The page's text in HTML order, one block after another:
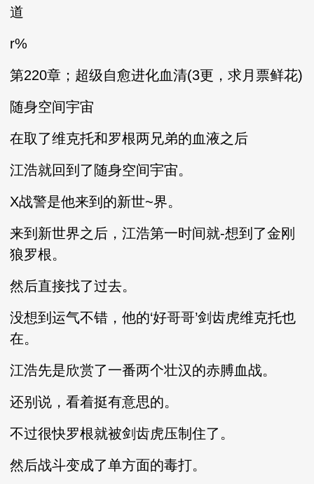
道
r%
第220章；超级自愈进化血清(3更，求月票鲜花)
随身空间宇宙
在取了维克托和罗根两兄弟的血液之后
江浩就回到了随身空间宇宙。
X战警是他来到的新世~界。
来到新世界之后，江浩第一时间就-想到了金刚
狼罗根。
然后直接找了过去。
没想到运气不错，他的‘好哥哥’剑齿虎维克托也
在。
江浩先是欣赏了一番两个壮汉的赤膊血战。
还别说，看着挺有意思的。
不过很快罗根就被剑齿虎压制住了。
然后战斗变成了单方面的毒打。